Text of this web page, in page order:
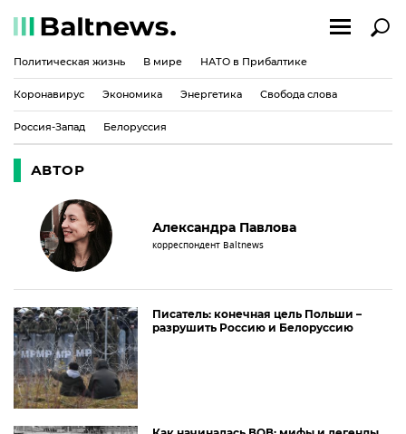
Политическая жизнь В мире НАТО в Прибалтике
Коронавирус Экономика Энергетика Свобода слова
Россия-Запад Белоруссия
АВТОР
Александра Павлова
корреспондент Baltnews
Писатель: конечная цель Польши –
разрушить Россию и Белоруссию